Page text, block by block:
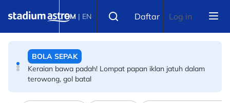
BM | EN Daftar Log in
Keraian bawa padah! Lompat papan iklan jatuh dalam
BADMINTON
Final Masters Korea: Eksperimen berjaya! Beregu
'scratch pair' negara juara!